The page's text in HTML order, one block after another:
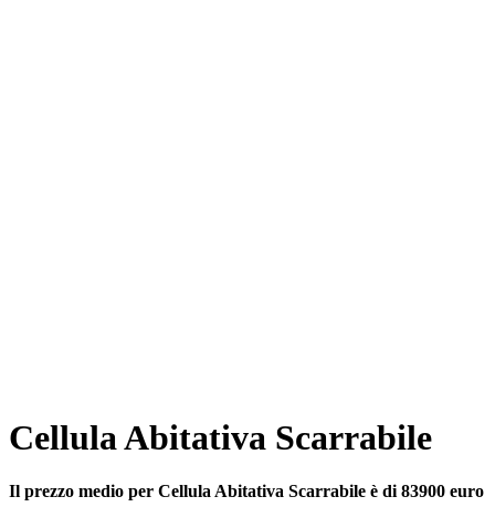
Cellula Abitativa Scarrabile
Il prezzo medio per Cellula Abitativa Scarrabile è di 83900 euro